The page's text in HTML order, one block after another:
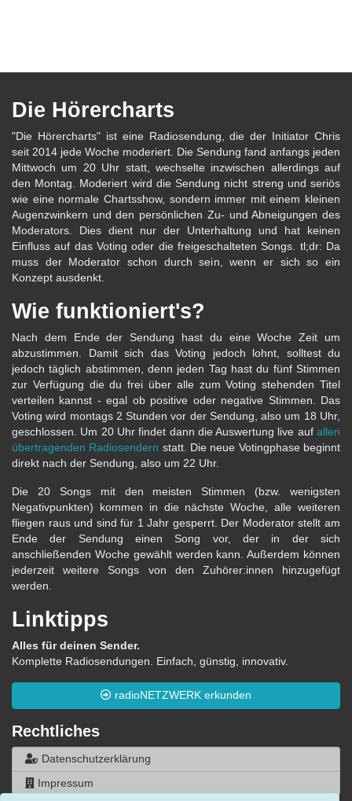
Die Hörercharts
"Die Hörercharts" ist eine Radiosendung, die der Initiator Chris
seit 2014 jede Woche moderiert. Die Sendung fand anfangs jeden
Mittwoch um 20 Uhr statt, wechselte inzwischen allerdings auf
den Montag. Moderiert wird die Sendung nicht streng und seriös
wie eine normale Chartsshow, sondern immer mit einem kleinen
Augenzwinkern und den persönlichen Zu- und Abneigungen des
Moderators. Dies dient nur der Unterhaltung und hat keinen
Einfluss auf das Voting oder die freigeschalteten Songs. tl;dr: Da
muss der Moderator schon durch sein, wenn er sich so ein
Konzept ausdenkt.
Wie funktioniert's?
Nach dem Ende der Sendung hast du eine Woche Zeit um
abzustimmen. Damit sich das Voting jedoch lohnt, solltest du
jedoch täglich abstimmen, denn jeden Tag hast du fünf Stimmen
zur Verfügung die du frei über alle zum Voting stehenden Titel
verteilen kannst - egal ob positive oder negative Stimmen. Das
Voting wird montags 2 Stunden vor der Sendung, also um 18 Uhr,
geschlossen. Um 20 Uhr findet dann die Auswertung live auf allen
übertragenden Radiosendern statt. Die neue Votingphase beginnt
direkt nach der Sendung, also um 22 Uhr.
Die 20 Songs mit den meisten Stimmen (bzw. wenigsten
Negativpunkten) kommen in die nächste Woche, alle weiteren
fliegen raus und sind für 1 Jahr gesperrt. Der Moderator stellt am
Ende der Sendung einen Song vor, der in der sich
anschließenden Woche gewählt werden kann. Außerdem können
jederzeit weitere Songs von den Zuhörer:innen hinzugefügt
werden.
Linktipps
Alles für deinen Sender.
Komplette Radiosendungen. Einfach, günstig, innovativ.
radioNETZWERK erkunden
Rechtliches
Datenschutzerklärung
Impressum